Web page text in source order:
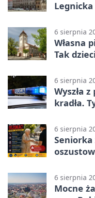
6 sierpnia
Własna
Tak
6 sierpnia
Wyszła
kradła.
6 sierpnia
Seniorka
6 sierpnia
Mocne